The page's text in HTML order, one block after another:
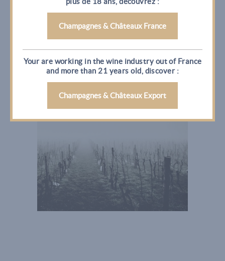
Champagnes & Châteaux France
Your are working in the wine industry out of France
and more than 21 years old, discover :
Champagnes & Châteaux Export